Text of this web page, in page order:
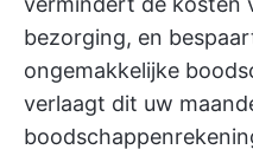
bezorging, en
ongemakkelijke
verlaagt dit uw